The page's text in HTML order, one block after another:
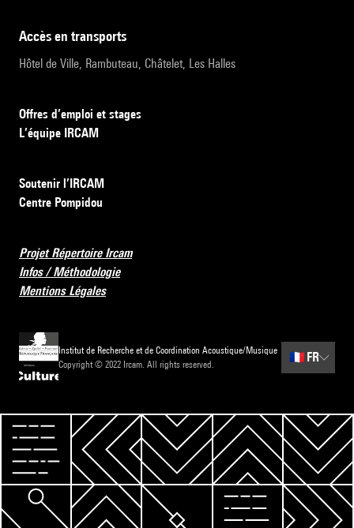
accès en transports
Hôtel de Ville, Rambuteau, Châtelet, Les Halles
Offres d’emploi et stages
L’équipe IRCAM
Soutenir l’IRCAM
Centre Pompidou
Projet Répertoire Ircam
Infos / Méthodologie
Mentions Légales
Institut de Recherche et de Coordination Acoustique/Musique
Copyright © 2022 Ircam. All rights reserved.
🇫🇷 FR